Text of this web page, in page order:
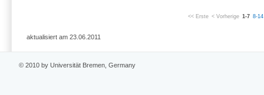
<< Erste < Vorherige 1-7 8-14
aktualisiert am 23.06.2011
© 2010 by Universität Bremen, Germany